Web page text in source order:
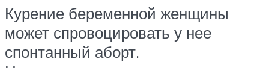
Курение беременной женщины
может спровоцировать у нее
спонтанный аборт.